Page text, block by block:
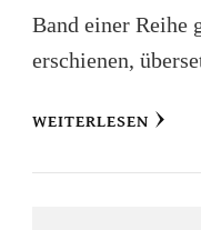
Band einer Reihe
erschienen,
WEITERLESEN